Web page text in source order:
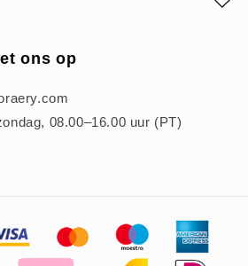
ons op
08.00–16.00 uur (PT)